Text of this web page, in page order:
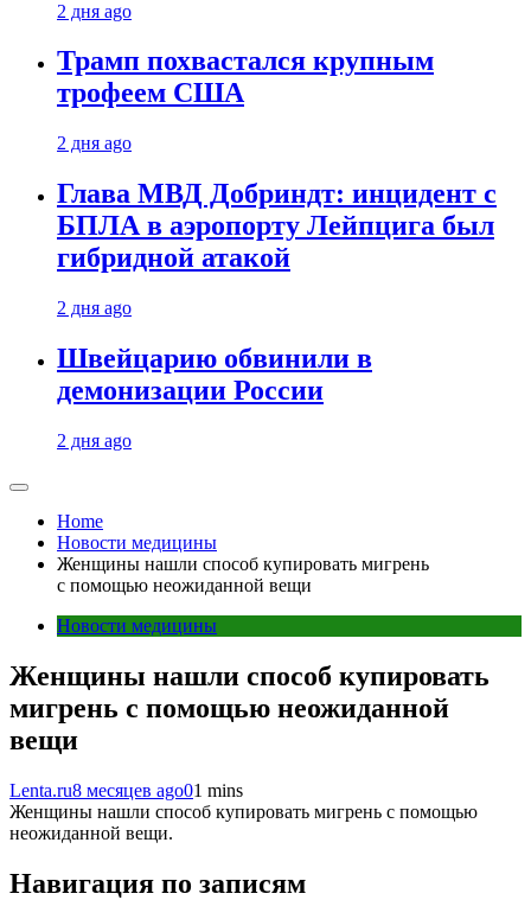
2 дня ago
Трамп похвастался крупным
трофеем США
2 дня ago
Глава МВД Добриндт: инцидент с
БПЛА в аэропорту Лейпцига был
гибридной атакой
2 дня ago
Швейцарию обвинили в
демонизации России
2 дня ago
Home
Новости медицины
Женщины нашли способ купировать мигрень
с помощью неожиданной вещи
Новости медицины
Женщины нашли способ купировать
мигрень с помощью неожиданной
вещи
Lenta.ru8 месяцев ago01 mins
Женщины нашли способ купировать мигрень с помощью
неожиданной вещи.
Навигация по записям